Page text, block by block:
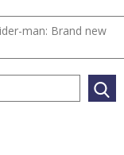
man: Brand new